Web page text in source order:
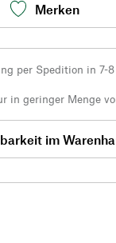
Merken
per Spedition in 7-
in geringer Menge
im